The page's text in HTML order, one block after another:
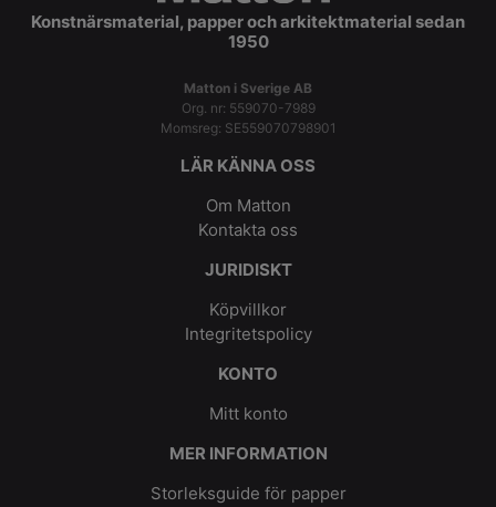
Konstnärsmaterial, papper och arkitektmaterial sedan
1950
Matton i Sverige AB
Org. nr: 559070-7989
Momsreg: SE559070798901
LÄR KÄNNA OSS
Om Matton
Kontakta oss
JURIDISKT
Köpvillkor
Integritetspolicy
KONTO
Mitt konto
MER INFORMATION
Storleksguide för papper